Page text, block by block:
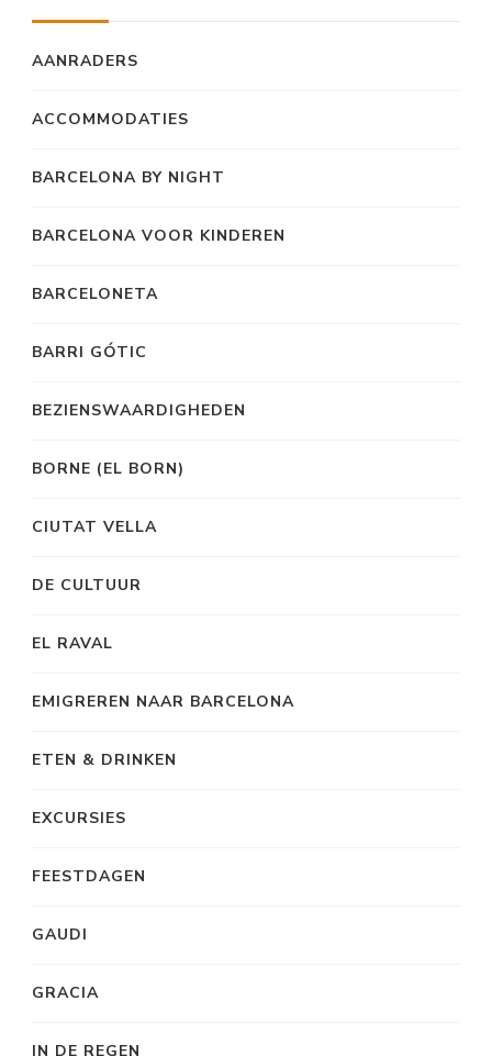
AANRADERS
ACCOMMODATIES
BARCELONA BY NIGHT
BARCELONA VOOR KINDEREN
BARCELONETA
BARRI GÓTIC
BEZIENSWAARDIGHEDEN
BORNE (EL BORN)
CIUTAT VELLA
DE CULTUUR
EL RAVAL
EMIGREREN NAAR BARCELONA
ETEN & DRINKEN
EXCURSIES
FEESTDAGEN
GAUDI
GRACIA
IN DE REGEN